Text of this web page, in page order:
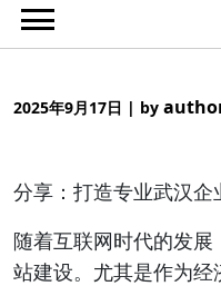
2025年9月17日 | by
分享：打造专业武汉企
随着互联网时代的发
站建设。尤其是作为